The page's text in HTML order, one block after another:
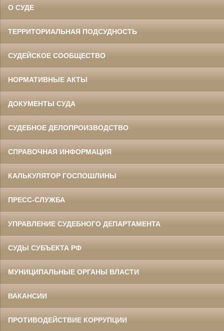
О СУДЕ
ТЕРРИТОРИАЛЬНАЯ ПОДСУДНОСТЬ
СУДЕЙСКОЕ СООБЩЕСТВО
НОРМАТИВНЫЕ АКТЫ
ДОКУМЕНТЫ СУДА
СУДЕБНОЕ ДЕЛОПРОИЗВОДСТВО
СПРАВОЧНАЯ ИНФОРМАЦИЯ
КАЛЬКУЛЯТОР ГОСПОШЛИНЫ
ПРЕСС-СЛУЖБА
УПРАВЛЕНИЕ СУДЕБНОГО ДЕПАРТАМЕНТА
СУДЫ СУБЪЕКТА РФ
МУНИЦИПАЛЬНЫЕ ОРГАНЫ ВЛАСТИ
ВАКАНСИИ
ПРОТИВОДЕЙСТВИЕ КОРРУПЦИИ